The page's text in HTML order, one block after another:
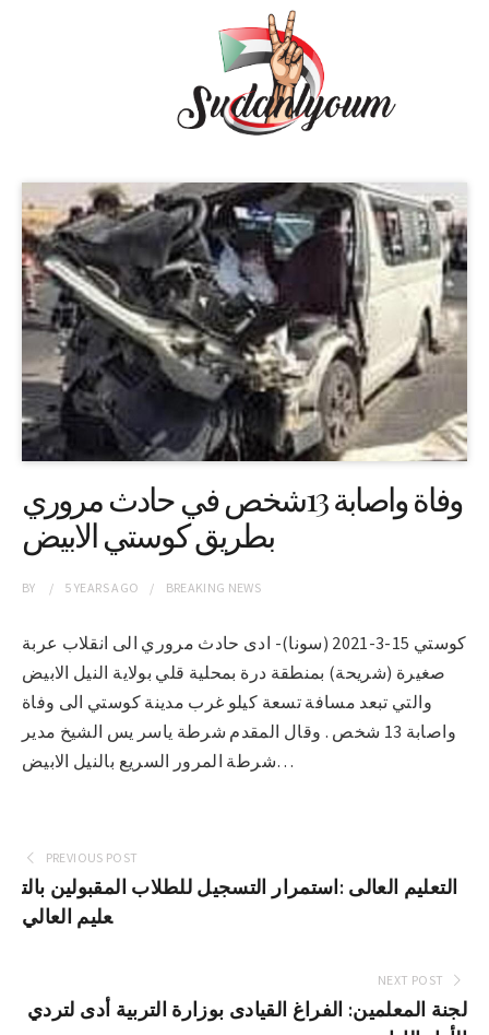
وفاة واصابة 13شخص في حادث مروري
بطريق كوستي الابيض
BY 5 YEARSAGO BREAKING NEWS
كوستي 15-3-2021 (سونا)- ادى حادث مروري الى انقلاب عربة
صغيرة (شريحة) بمنطقة درة بمحلية قلي بولاية النيل الابيض
والتي تبعد مسافة تسعة كيلو غرب مدينة كوستي الى وفاة
واصابة 13 شخص . وقال المقدم شرطة ياسر يس الشيخ مدير
شرطة المرور السريع بالنيل الابيض…
PREVIOUS POST
التعليم العالى :استمرار التسجيل للطلاب المقبولين بالت
عليم العالي
NEXT POST
لجنة المعلمين: الفراغ القيادى بوزارة التربية أدى لتردي